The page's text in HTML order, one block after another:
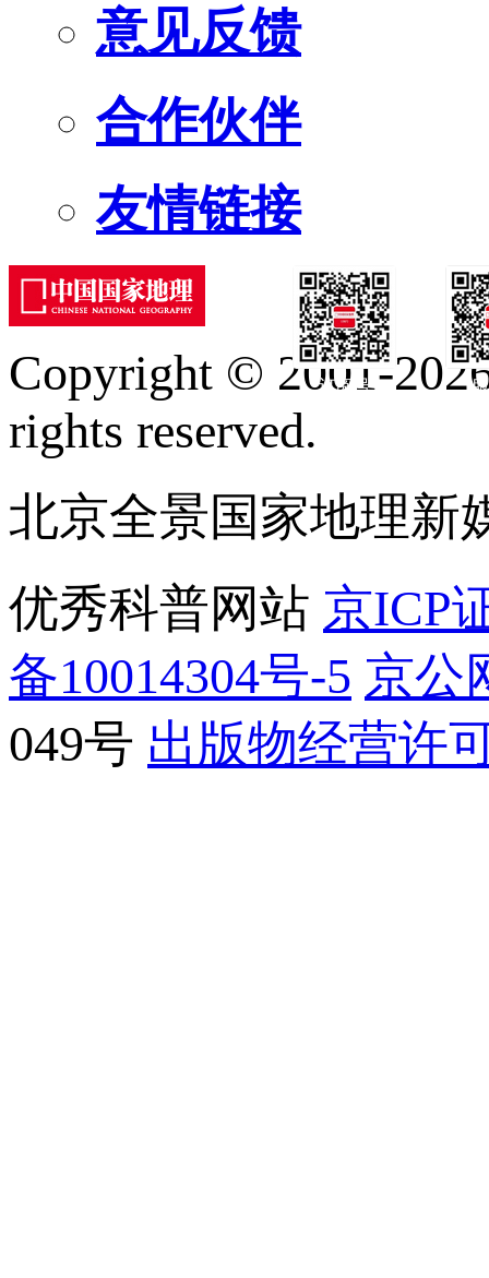
意见反馈
合作伙伴
友情链接
订阅号
Copyright © 2001-
rights reserved.
北京全景国家地理新
优秀科普网站 京ICP
备10014304号-5 京公
049号 出版物经营许